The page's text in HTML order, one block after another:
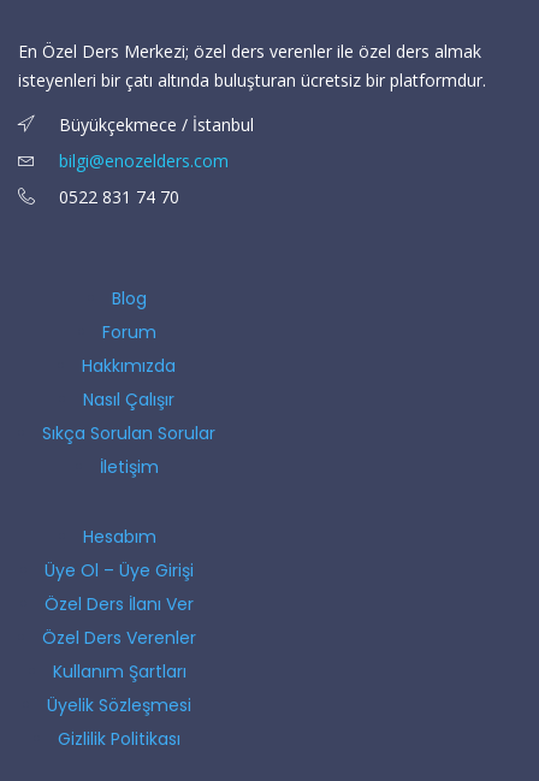
En Özel Ders Merkezi; özel ders verenler ile özel ders almak
isteyenleri bir çatı altında buluşturan ücretsiz bir platformdur.
Büyükçekmece / İstanbul
bilgi@enozelders.com
0522 831 74 70
Blog
Forum
Hakkımızda
Nasıl Çalışır
Sıkça Sorulan Sorular
İletişim
Hesabım
Üye Ol – Üye Girişi
Özel Ders İlanı Ver
Özel Ders Verenler
Kullanım Şartları
Üyelik Sözleşmesi
Gizlilik Politikası